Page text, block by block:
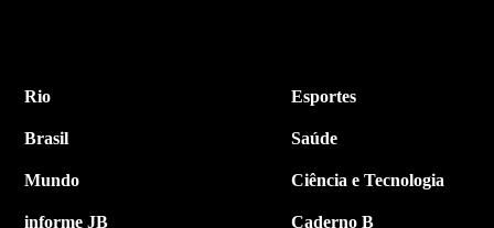
Rio
Brasil
Mundo
informe JB
Esportes
Saúde
Ciência e Tecnologia
Caderno B